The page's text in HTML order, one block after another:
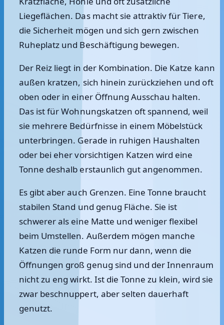
Liegeflächen. Das macht sie attraktiv für Tiere,
die Sicherheit mögen und sich gern zwischen
Ruheplatz und Beschäftigung bewegen.
Der Reiz liegt in der Kombination. Die Katze kann
außen kratzen, sich hinein zurückziehen und oft
oben oder in einer Öffnung Ausschau halten.
Das ist für Wohnungskatzen oft spannend, weil
sie mehrere Bedürfnisse in einem Möbelstück
unterbringen. Gerade in ruhigen Haushalten
oder bei eher vorsichtigen Katzen wird eine
Tonne deshalb erstaunlich gut angenommen.
Es gibt aber auch Grenzen. Eine Tonne braucht
stabilen Stand und genug Fläche. Sie ist
schwerer als eine Matte und weniger flexibel
beim Umstellen. Außerdem mögen manche
Katzen die runde Form nur dann, wenn die
Öffnungen groß genug sind und der Innenraum
nicht zu eng wirkt. Ist die Tonne zu klein, wird sie
zwar beschnuppert, aber selten dauerhaft
genutzt.